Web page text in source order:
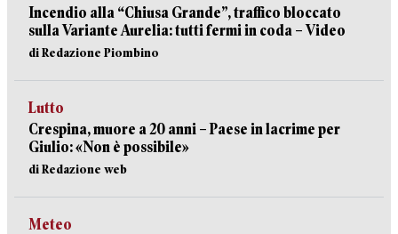
Incendio alla “Chiusa Grande”, traffico bloccato
sulla Variante Aurelia: tutti fermi in coda – Video
di Redazione Piombino
Lutto
Crespina, muore a 20 anni – Paese in lacrime per
Giulio: «Non è possibile»
di Redazione web
Meteo